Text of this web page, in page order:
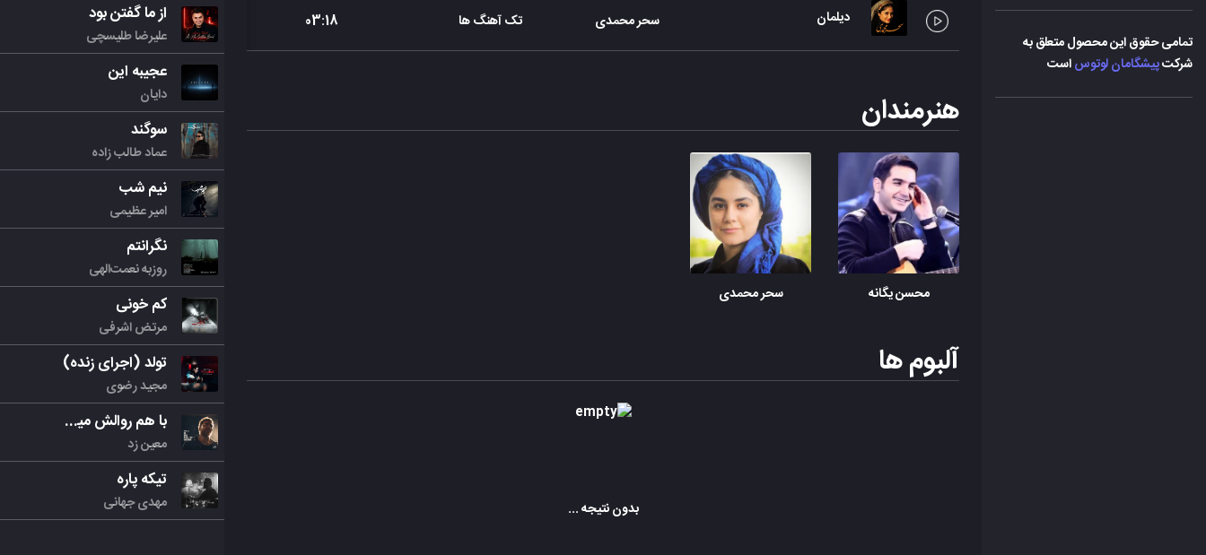
تمامی حقوق این محصول متعلق به
شرکتپیشگامان لوتوساست
دیلمان سحر محمدی تک آهنگ ها 03:18
هنرمندان
محسن یگانه سحر محمدی
آلبوم ها
بدون نتیجه ...
از ما گفتن بود
علیرضا طلیسچی
عجیبه این
دایان
سوگند
عماد طالب زاده
نیم شب
امیر عظیمی
نگرانتم
روزبه نعمت‌الهی
کم خونی
مرتض اشرفی
تولد (اجرای زنده)
مجید رضوی
با هم روالش میکنیم
معین زد
تیکه پاره
مهدی جهانی